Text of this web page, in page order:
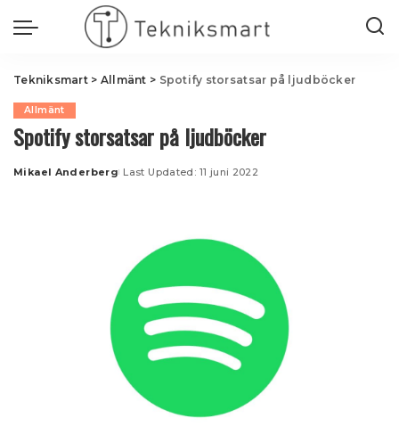
Tekniksmart> Allmänt > Spotify storsatsar på ljudböcker
Allmänt
Spotify storsatsar på ljudböcker
Posted
Mikael Anderberg Last Updated: 11 juni 2022